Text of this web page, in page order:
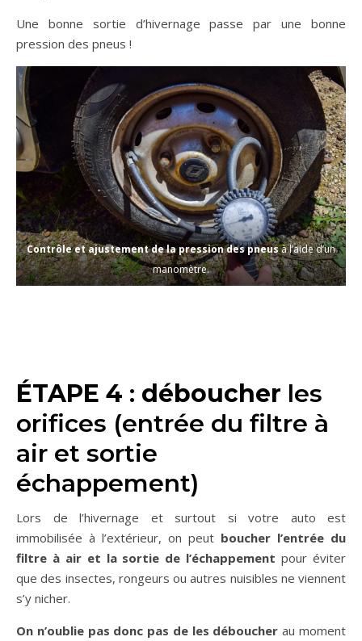
Une bonne sortie d’hivernage passe par une bonne
pression des pneus !
Contrôle et ajustement de la pression des pneusà l’aide d’un
manomètre.
ÉTAPE 4 : déboucher les
orifices (entrée du filtre à
air et sortie
échappement)
Lors de l’hivernage et surtout si votre auto est
immobilisée à l’extérieur, on peut boucher l’entrée du
filtre à air et la sortie de l’échappement pour éviter
que des insectes, rongeurs ou autres nuisibles ne viennent
s’y nicher.
On n’oublie pas donc pas de les déboucher au moment